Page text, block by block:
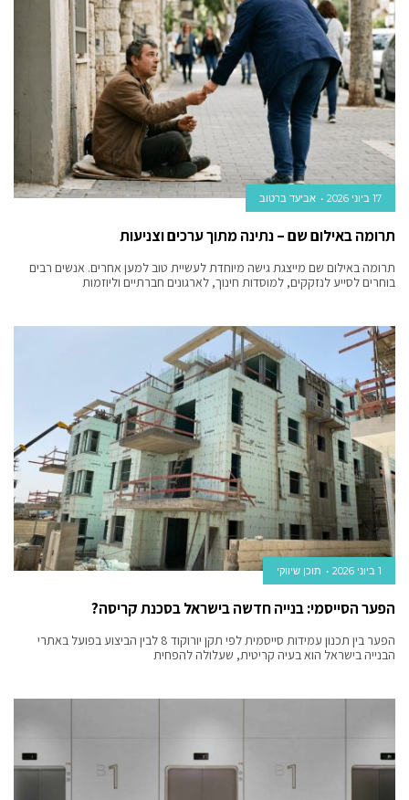
17 ביוני 2026 אביעד ברטוב
תרומה באילום שם – נתינה מתוך ערכים וצניעות
תרומה באילום שם מייצגת גישה מיוחדת לעשיית טוב למען אחרים. אנשים רבים
בוחרים לסייע לנזקקים, למוסדות חינוך, לארגונים חברתיים וליוזמות
1 ביוני 2026 תוכן שיווקי
הפער הסייסמי: בנייה חדשה בישראל בסכנת קריסה?
הפער בין תכנון עמידות סייסמית לפי תקן יורוקוד 8 לבין הביצוע בפועל באתרי
הבנייה בישראל הוא בעיה קריטית, שעלולה להפחית